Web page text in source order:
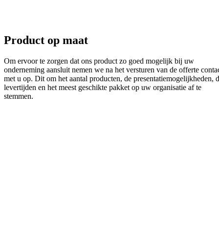
Product op maat
Om ervoor te zorgen dat ons product zo goed mogelijk bij uw
onderneming aansluit nemen we na het versturen van de offerte
met u op. Dit om het aantal producten, de presentatiemogelijkheden,
levertijden en het meest geschikte pakket op uw organisatie af te
stemmen.